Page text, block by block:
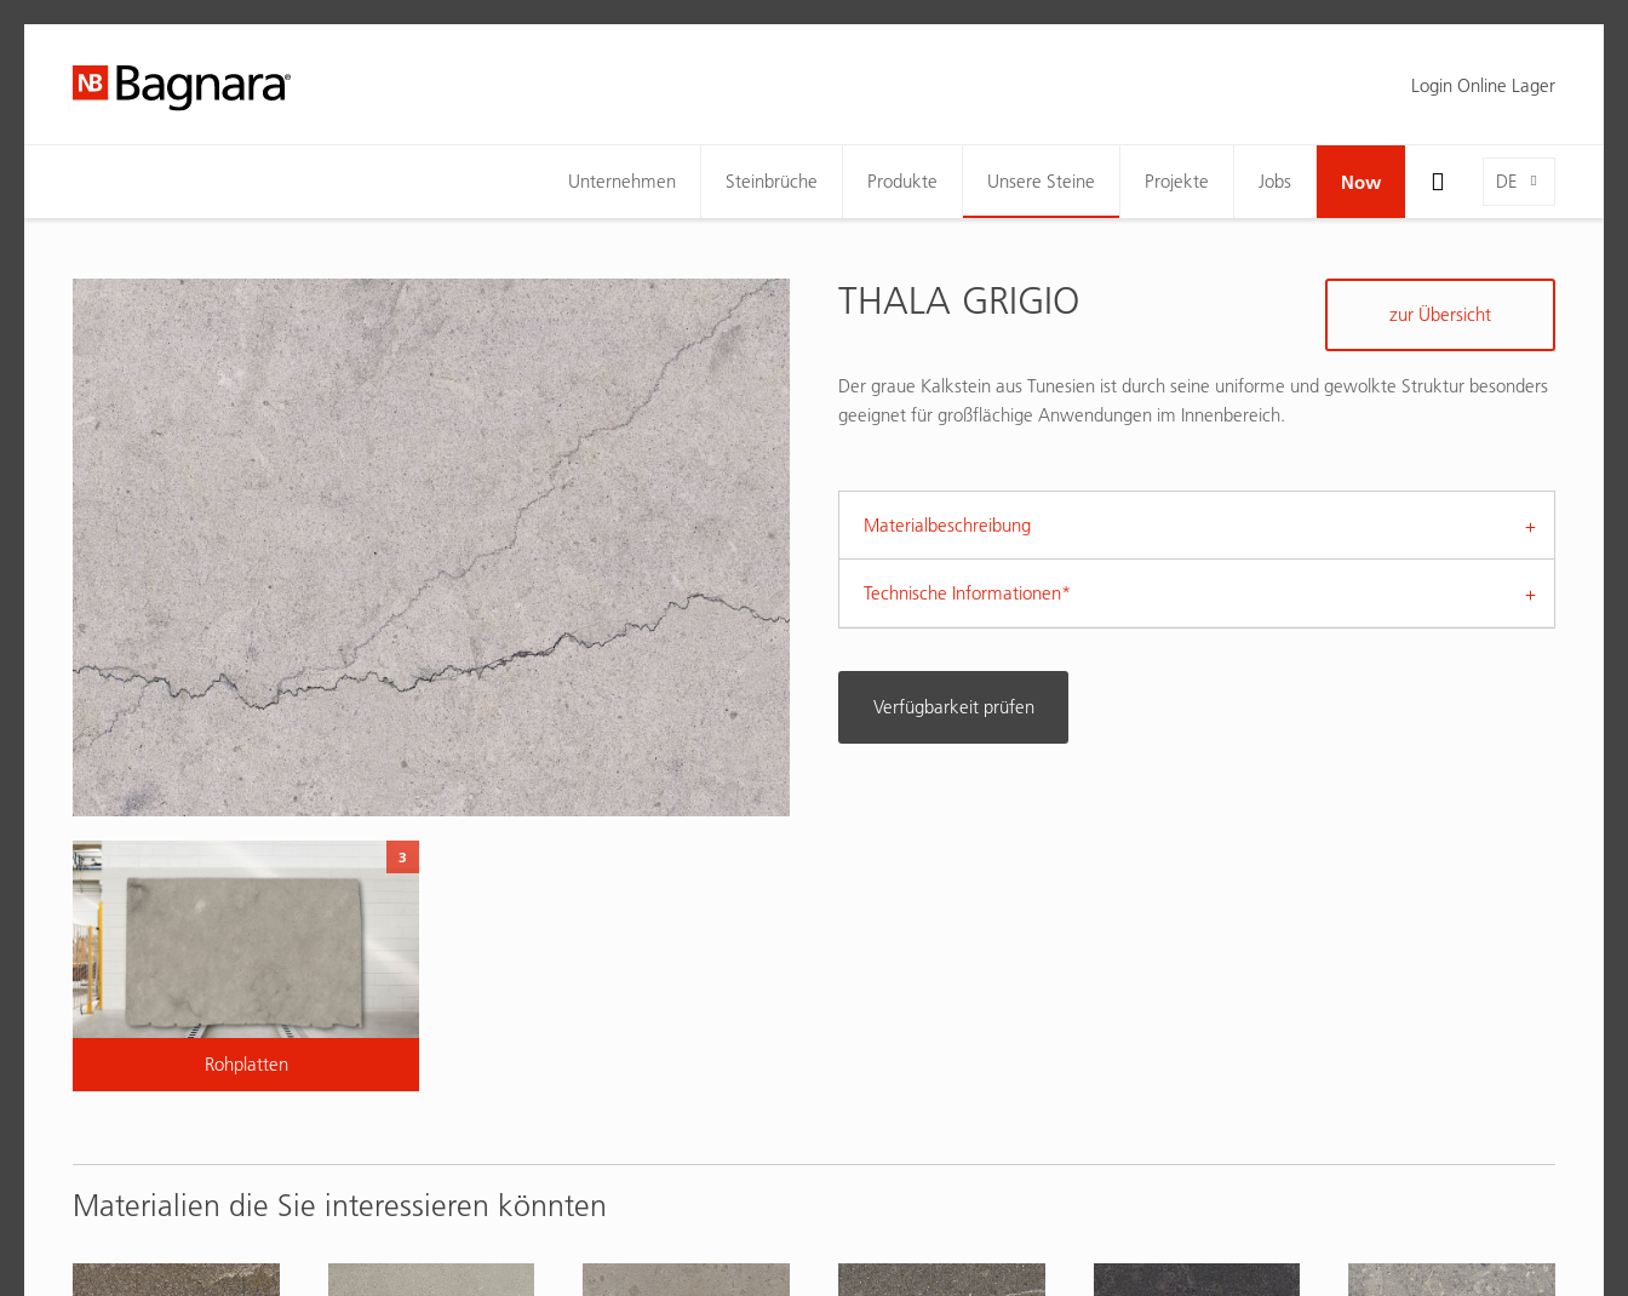
Login Online Lager
DE
Toggle Search Bar Visibility For Wide Screens
Unternehmen
Steinbrüche Produkte Unsere Steine Projekte Jobs Now
Rohplatten
3
THALA GRIGIO
Der graue Kalkstein aus Tunesien ist durch seine uniforme und gewolkte Struktur besonders
geeignet für großflächige Anwendungen im Innenbereich.
zur Übersicht
Materialbeschreibung
Technische Informationen*
Verfügbarkeit prüfen
Materialien die Sie interessieren könnten